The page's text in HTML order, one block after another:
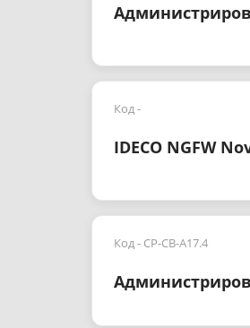
Код -
IDECO NGFW
Код - CP-CB-A17.4